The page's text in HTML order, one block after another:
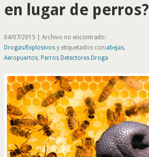
en lugar de perros?
04/07/2015 | Archivo no encontrado:
Drogas/Explosivosy etiquetados con:abejas,
Aeropuertos, Perros Detectores Droga